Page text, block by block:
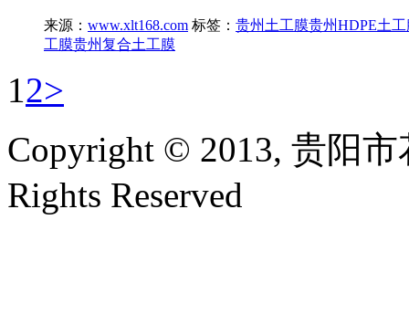
来源： www.xlt168.com 标签： 贵州土工膜贵州HDPE土工
工膜贵州复合土工膜
12>
Copyright © 2013, 贵阳
Rights Reserved